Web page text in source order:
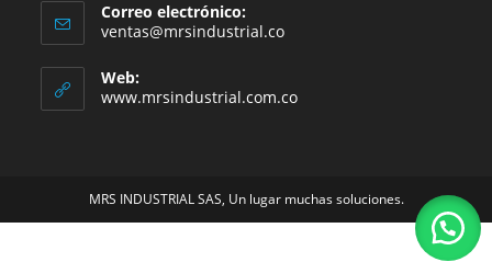
Correo electrónico:
ventas@mrsindustrial.coSe
tu
aplicación
Web:
www.mrsindustrial.com.co
MRS INDUSTRIAL SAS, Un lugar muchas soluciones.